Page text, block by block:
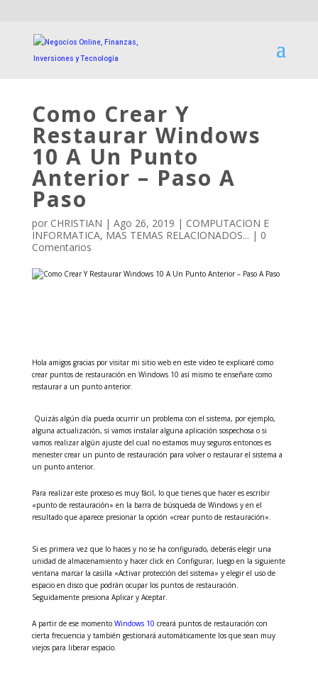
Como Crear Y
Restaurar Windows
10 A Un Punto
Anterior – Paso A
Paso
por CHRISTIAN | Ago 26, 2019 | COMPUTACION E
INFORMATICA, MAS TEMAS RELACIONADOS... | 0
Comentarios
Hola amigos gracias por visitar mi sitio web en este video te explicaré como
crear puntos de restauración en Windows 10 así mismo te enseñare como
restaurar a un punto anterior.
Quizás algún día pueda ocurrir un problema con el sistema, por ejemplo,
alguna actualización, si vamos instalar alguna aplicación sospechosa o si
vamos realizar algún ajuste del cual no estamos muy seguros entonces es
menester crear un punto de restauración para volver o restaurar el sistema a
un punto anterior.
Para realizar este proceso es muy fácil, lo que tienes que hacer es escribir
«punto de restauración» en la barra de búsqueda de Windows y en el
resultado que aparece presionar la opción «crear punto de restauración».
Si es primera vez que lo haces y no se ha configurado, deberás elegir una
unidad de almacenamiento y hacer click en Configurar, luego en la siguiente
ventana marcar la casilla «Activar protección del sistema» y elegir el uso de
espacio en disco que podrán ocupar los puntos de restauración.
Seguidamente presiona Aplicar y Aceptar.
A partir de ese momento Windows 10 creará puntos de restauración con
cierta frecuencia y también gestionará automáticamente los que sean muy
viejos para liberar espacio.